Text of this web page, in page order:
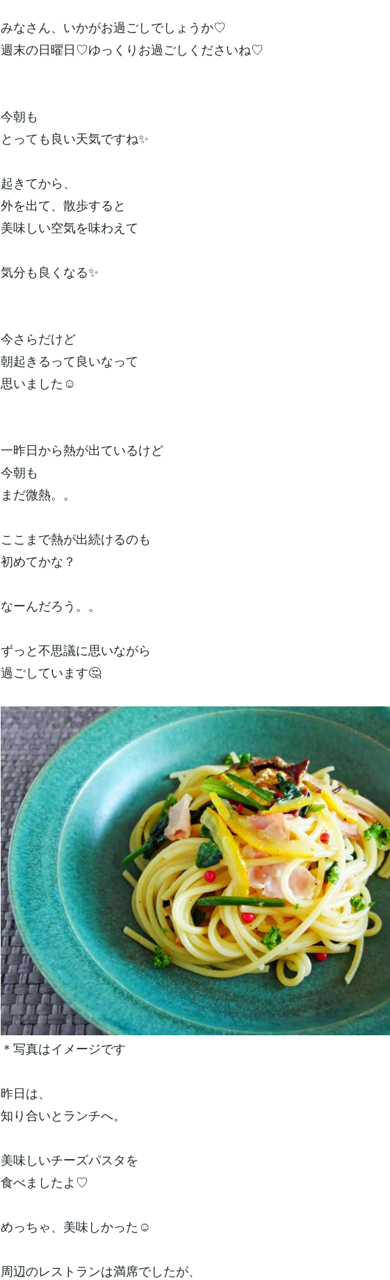
みなさん、いかがお過ごしでしょうか♡
週末の日曜日♡ゆっくりお過ごしくださいね♡
今朝も
とっても良い天気ですね✨
起きてから、
外を出て、散歩すると
美味しい空気を味わえて
気分も良くなる✨
今さらだけど
朝起きるって良いなって
思いました☺️
一昨日から熱が出ているけど
今朝も
まだ微熱。。
ここまで熱が出続けるのも
初めてかな？
なーんだろう。。
ずっと不思議に思いながら
過ごしています🤔
＊写真はイメージです
昨日は、
知り合いとランチへ。
美味しいチーズパスタを
食べましたよ♡
めっちゃ、美味しかった☺️
周辺のレストランは満席でしたが、